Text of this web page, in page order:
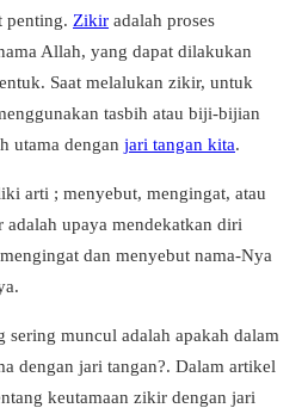
penting. Zikir adalah proses
Allah, yang dapat dilakukan
Saat melalukan zikir, untuk
tasbih atau biji-bijian
utama dengan jari tangan kita.
arti ; menyebut, mengingat, atau
upaya mendekatkan diri
dan menyebut nama-Nya
sering muncul adalah apakah dalam
dengan jari tangan?. Dalam artikel
keutamaan zikir dengan jari